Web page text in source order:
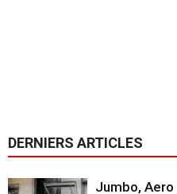
DERNIERS ARTICLES
Jumbo,